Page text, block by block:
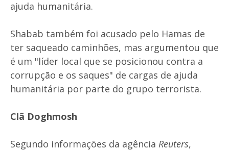
ajuda humanitária.
Shabab também foi acusado pelo Hamas de
ter saqueado caminhões, mas argumentou que
é um "líder local que se posicionou contra a
corrupção e os saques" de cargas de ajuda
humanitária por parte do grupo terrorista.
Clã Doghmosh
Segundo informações da agência Reuters,